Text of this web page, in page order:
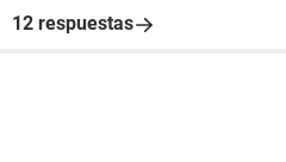
12 respuestas